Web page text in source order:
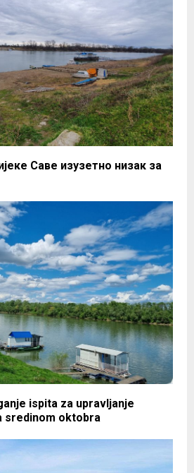
Саве изузетно низак за
ispita za upravljanje
sredinom oktobra